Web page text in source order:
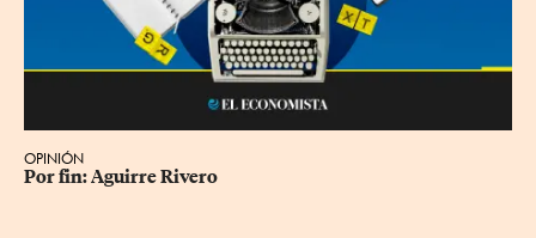
OPINIÓN
Por fin: Aguirre Rivero